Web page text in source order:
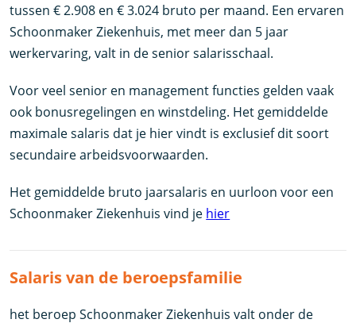
tussen € 2.908 en € 3.024 bruto per maand. Een ervaren
Schoonmaker Ziekenhuis, met meer dan 5 jaar
werkervaring, valt in de senior salarisschaal.
Voor veel senior en management functies gelden vaak
ook bonusregelingen en winstdeling. Het gemiddelde
maximale salaris dat je hier vindt is exclusief dit soort
secundaire arbeidsvoorwaarden.
Het gemiddelde bruto jaarsalaris en uurloon voor een
Schoonmaker Ziekenhuis vind je hier
Salaris van de beroepsfamilie
het beroep Schoonmaker Ziekenhuis valt onder de